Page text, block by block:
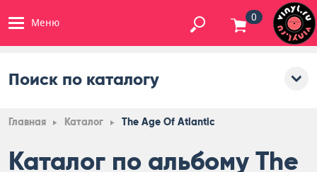
Меню 0
Поиск по каталогу
Главная Каталог The Age Of Atlantic
Каталог по альбому The